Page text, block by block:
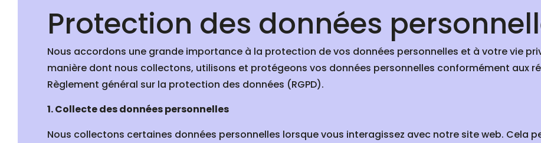
Protection des données
Nous accordons une grande importance à la protection de vos données personnelles et à votre vie
manière dont nous collectons, utilisons et protégeons vos données personnelles conformément aux
Règlement général sur la protection des données (RGPD).
1. Collecte des données personnelles
Nous collectons certaines données personnelles lorsque vous interagissez avec notre site web. Cela